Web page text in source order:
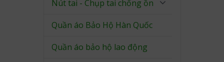
Nút tai - Chụp tai chống ồn
Quần áo Bảo Hộ Hàn Quốc
Quần áo bảo hộ lao động